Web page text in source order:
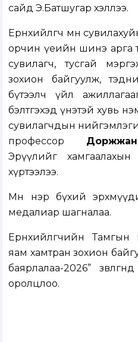
сайд Э.Батшугар хэллээ.
Ерөнхийлөгч мөн
орчин үеийн шинэ арга
сувилагч, тусгай
зохион байгуулж,
бүтээлч үйл
бэлтгэхэд үнэтэй хувь
сувилагчдын
профессор
Эрүүлийг
хүртээлээ.
Мөн нэр бүхий
медалиар шагналаа.
Ерөнхийлөгчийн
яам хамтран зохион
баярлалаа-2026”
оролцлоо.